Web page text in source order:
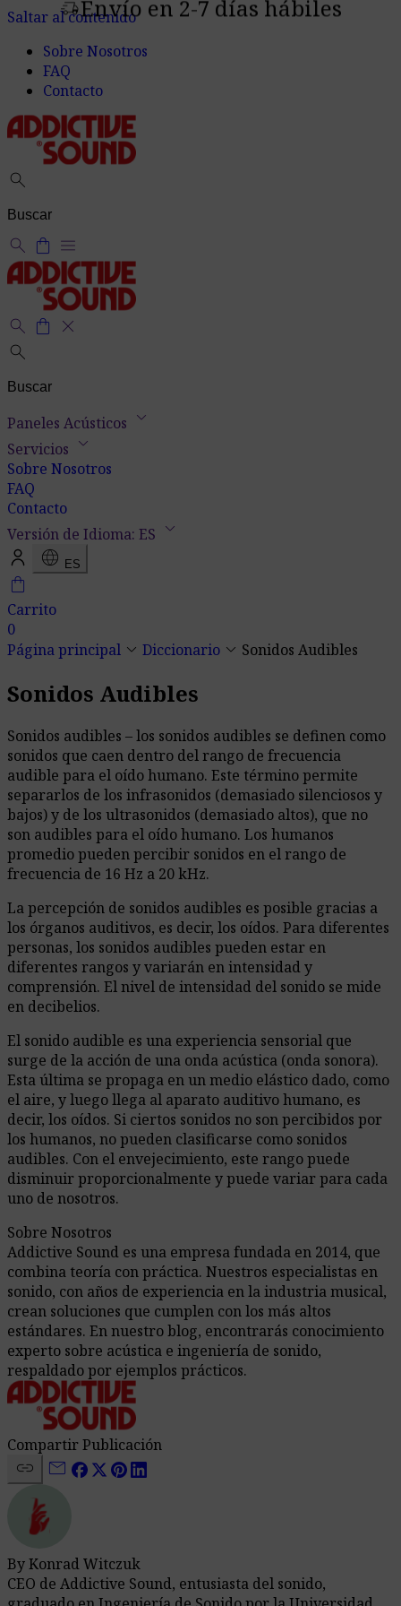
Saltar al contenido
delivery_truck_speedEnvío en 2-7 días hábiles
Sobre Nosotros
FAQ
Contacto
search
search shopping_bag menu
search shopping_bag close
search
Paneles Acústicos keyboard_arrow_down
Servicios keyboard_arrow_down
Sobre Nosotros
FAQ
Contacto
Versión de Idioma: ES keyboard_arrow_down
language ES
shopping_bag
Carrito
0
Página principal keyboard_arrow_down Diccionario keyboard_arrow_down Sonidos Audibles
Sonidos Audibles
Sonidos audibles – los sonidos audibles se definen como
sonidos que caen dentro del rango de frecuencia
audible para el oído humano. Este término permite
separarlos de los infrasonidos (demasiado silenciosos y
bajos) y de los ultrasonidos (demasiado altos), que no
son audibles para el oído humano. Los humanos
promedio pueden percibir sonidos en el rango de
frecuencia de 16 Hz a 20 kHz.
La percepción de sonidos audibles es posible gracias a
los órganos auditivos, es decir, los oídos. Para diferentes
personas, los sonidos audibles pueden estar en
diferentes rangos y variarán en intensidad y
comprensión. El nivel de intensidad del sonido se mide
en decibelios.
El sonido audible es una experiencia sensorial que
surge de la acción de una onda acústica (onda sonora).
Esta última se propaga en un medio elástico dado, como
el aire, y luego llega al aparato auditivo humano, es
decir, los oídos. Si ciertos sonidos no son percibidos por
los humanos, no pueden clasificarse como sonidos
audibles. Con el envejecimiento, este rango puede
disminuir proporcionalmente y puede variar para cada
uno de nosotros.
Sobre Nosotros
Addictive Sound es una empresa fundada en 2014, que
combina teoría con práctica. Nuestros especialistas en
sonido, con años de experiencia en la industria musical,
crean soluciones que cumplen con los más altos
estándares. En nuestro blog, encontrarás conocimiento
experto sobre acústica e ingeniería de sonido,
respaldado por ejemplos prácticos.
Compartir Publicación
link mail
By Konrad Witczuk
CEO de Addictive Sound, entusiasta del sonido,